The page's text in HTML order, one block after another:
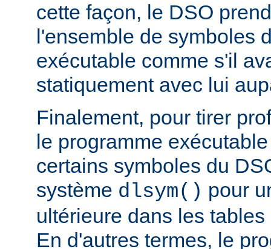
cette façon, le DSO
l'ensemble de symboles
exécutable comme s'il
statiquement avec lui
Finalement, pour tirer
le programme
certains symboles du
système dlsym() pour
ultérieure dans les
En d'autres termes, le